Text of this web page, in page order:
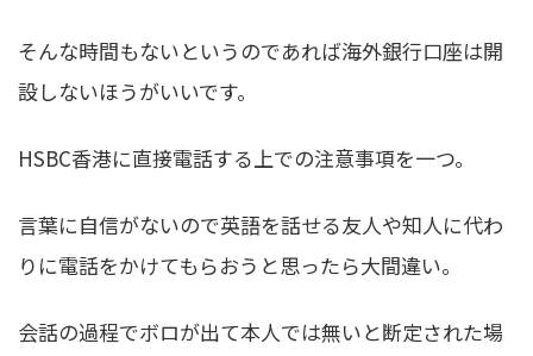
そんな時間もないというのであれば海外銀行口座は開
設しないほうがいいです。
HSBC香港に直接電話する上での注意事項を一つ。
言葉に自信がないので英語を話せる友人や知人に代わ
りに電話をかけてもらおうと思ったら大間違い。
会話の過程でボロが出て本人では無いと断定された場